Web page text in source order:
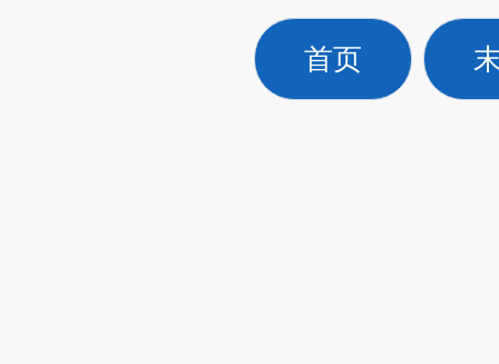
首页